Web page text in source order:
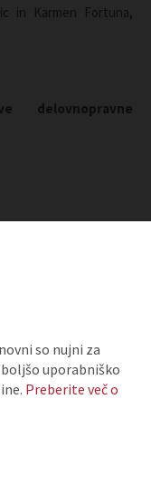
in Karmen Fortuna,
delovnopravne
so nujni za
uporabniško
Preberite več o